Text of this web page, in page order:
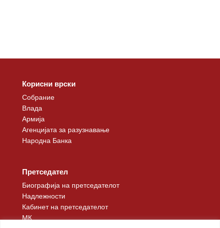
Корисни врски
Собрание
Влада
Армија
Агенцијата за разузнавање
Народна Банка
Претседател
Биографија на претседателот
Надлежности
Кабинет на претседателот
МК